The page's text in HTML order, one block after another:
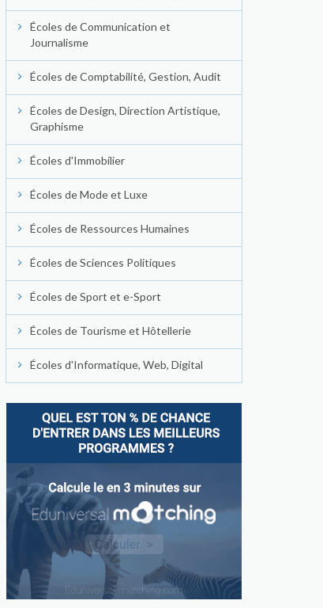
Écoles de Communication et
Journalisme
Écoles de Comptabilité, Gestion, Audit
Écoles de Design, Direction Artistique,
Graphisme
Écoles d'Immobilier
Écoles de Mode et Luxe
Écoles de Ressources Humaines
Écoles de Sciences Politiques
Écoles de Sport et e-Sport
Écoles de Tourisme et Hôtellerie
Écoles d'Informatique, Web, Digital